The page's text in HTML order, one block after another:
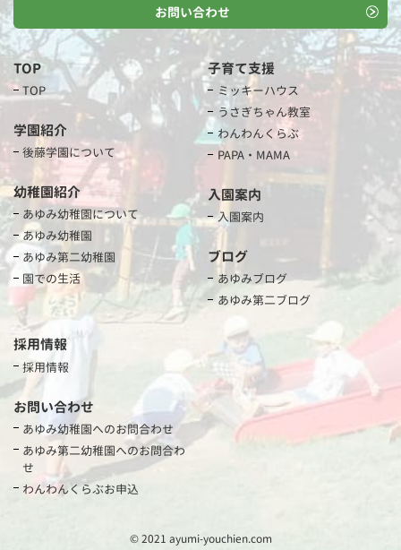
お問い合わせ
TOP
TOP
学園紹介
後藤学園について
幼稚園紹介
あゆみ幼稚園について
あゆみ幼稚園
あゆみ第二幼稚園
園での生活
子育て支援
ミッキーハウス
うさぎちゃん教室
わんわんくらぶ
PAPA・MAMA
入園案内
入園案内
ブログ
あゆみブログ
あゆみ第二ブログ
採用情報
採用情報
お問い合わせ
あゆみ幼稚園へのお問合わせ
あゆみ第二幼稚園へのお問合わ
せ
わんわんくらぶお申込
© 2021 ayumi-youchien.com